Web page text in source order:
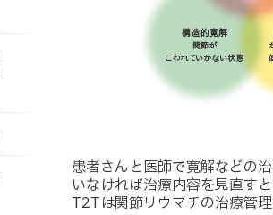
患者さんと医師で寛解などの
いなければ治療内容を見直す
T2Tは関節リウマチの治療管